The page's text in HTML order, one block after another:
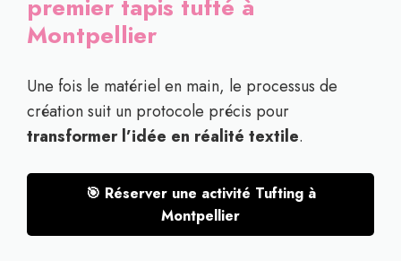
premier tapis tufté à
Montpellier
Une fois le matériel en main, le processus de
création suit un protocole précis pour
transformer l’idée en réalité textile.
🎯 Réserver une activité Tufting à
Montpellier